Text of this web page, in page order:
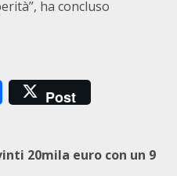
ha concluso
Post
20mila euro con un 9